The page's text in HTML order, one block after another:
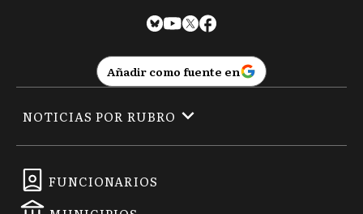
Añadir como fuente en
FUNCIONARIOS
NOTICIAS POR RUBRO